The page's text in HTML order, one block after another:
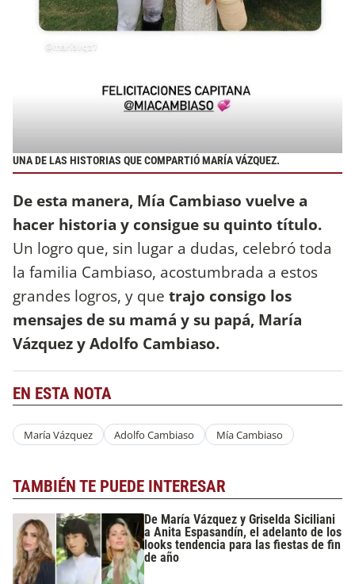
UNA DE LAS HISTORIAS QUE COMPARTIÓ MARÍA VÁZQUEZ.
De esta manera, Mía Cambiaso vuelve a
hacer historia y consigue su quinto título.
Un logro que, sin lugar a dudas, celebró toda
la familia Cambiaso, acostumbrada a estos
grandes logros, y que trajo consigo los
mensajes de su mamá y su papá, María
Vázquez y Adolfo Cambiaso.
EN ESTA NOTA
María Vázquez Adolfo Cambiaso Mía Cambiaso
TAMBIÉN TE PUEDE INTERESAR
De María Vázquez y Griselda Siciliani
a Anita Espasandín, el adelanto de los
looks tendencia para las fiestas de fin
de año